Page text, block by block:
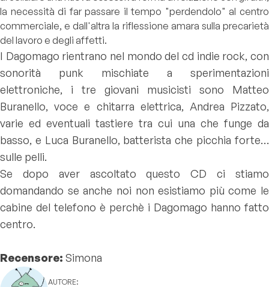
la necessità di far passare il tempo "perdendolo" al centro
commerciale, e dall'altra la riflessione amara sulla precarietà
del lavoro e degli affetti.
I Dagomago rientrano nel mondo del cd indie rock, con
sonorità punk mischiate a sperimentazioni
elettroniche, i tre giovani musicisti sono Matteo
Buranello, voce e chitarra elettrica, Andrea Pizzato,
varie ed eventuali tastiere tra cui una che funge da
basso, e Luca Buranello, batterista che picchia forte…
sulle pelli.
Se dopo aver ascoltato questo CD ci stiamo
domandando se anche noi non esistiamo più come le
cabine del telefono è perchè i Dagomago hanno fatto
centro.
Recensore: Simona
AUTORE: